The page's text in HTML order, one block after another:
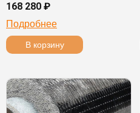
168 280 ₽
Подробнее
В корзину